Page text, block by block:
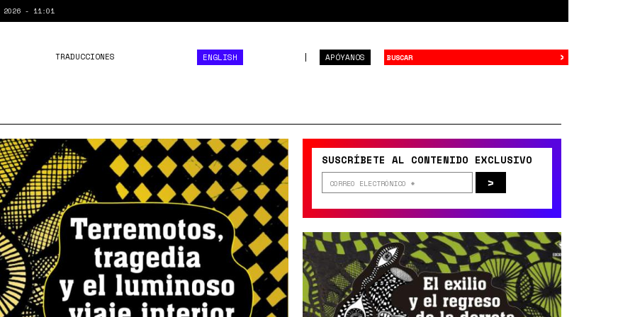
- 11:01
APÓYANOS
TRADUCCIONES ENGLISH ›
SUSCRÍBETE AL CONTENIDO EXCLUSIVO
>